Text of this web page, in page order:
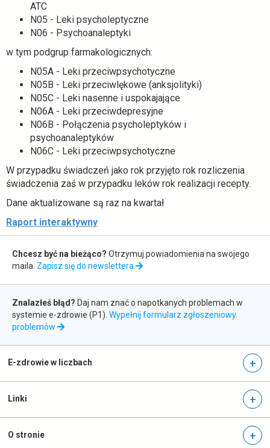
ATC
N05 - Leki psycholeptyczne
N06 - Psychoanaleptyki
w tym podgrup farmakologicznych:
N05A - Leki przeciwpsychotyczne
N05B - Leki przeciwlękowe (anksjolityki)
N05C - Leki nasenne i uspokajające
N06A - Leki przeciwdepresyjne
N06B - Połączenia psycholeptyków i
psychoanaleptyków
N06C - Leki przeciwpsychotyczne
W przypadku świadczeń jako rok przyjęto rok rozliczenia
świadczenia zaś w przypadku leków rok realizacji recepty.
Dane aktualizowane są raz na kwartał
Raport interaktywnyo
t
w
i
r
a
s
o
j
Zapis
do
newslettera
Chcesz być na bieżąco? Otrzymuj powiadomienia na swojego
maila. Zapisz się do newslettera
Zgłaszanie
błędów
Znalazłeś błąd? Daj nam znać o napotkanych problemach w
systemie e-zdrowie (P1). Wypełnij formularz zgłoszeniowy
problemów
otwiera
nowej
E-zdrowie w liczbach
Linki
O stronie